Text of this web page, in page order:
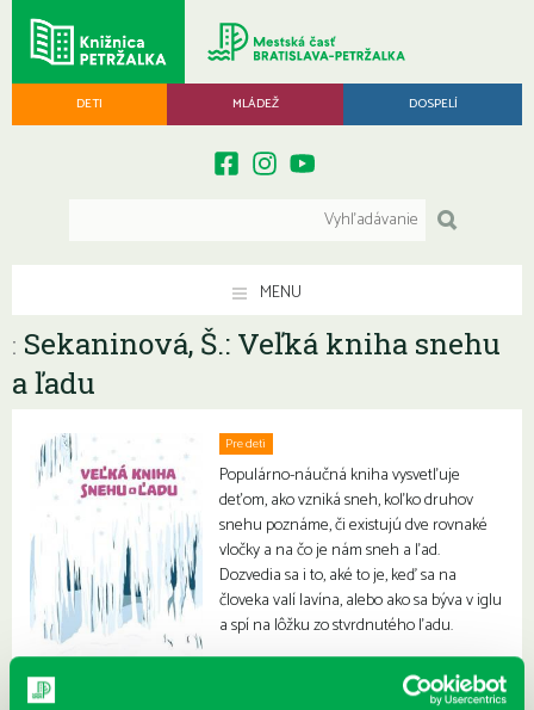
DETI MLÁDEŽ DOSPELÍ
MENU
: Sekaninová, Š.: Veľká kniha snehu
a ľadu
Pre deti
Populárno-náučná kniha vysvetľuje
deťom, ako vzniká sneh, koľko druhov
snehu poznáme, či existujú dve rovnaké
vločky a na čo je nám sneh a ľad.
Dozvedia sa i to, aké to je, keď sa na
človeka valí lavína, alebo ako sa býva v iglu
a spí na lôžku zo stvrdnutého ľadu.